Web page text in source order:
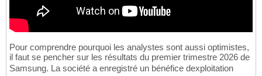
Pour comprendre pourquoi les analystes sont aussi optimistes,
il faut se pencher sur les résultats du premier trimestre 2026 de
Samsung. La société a enregistré un bénéfice dexploitation